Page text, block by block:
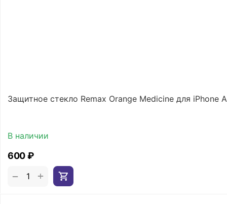
Защитное стекло Remax Orange Medicine для iPhone
В наличии
‍600‍₽
+
−